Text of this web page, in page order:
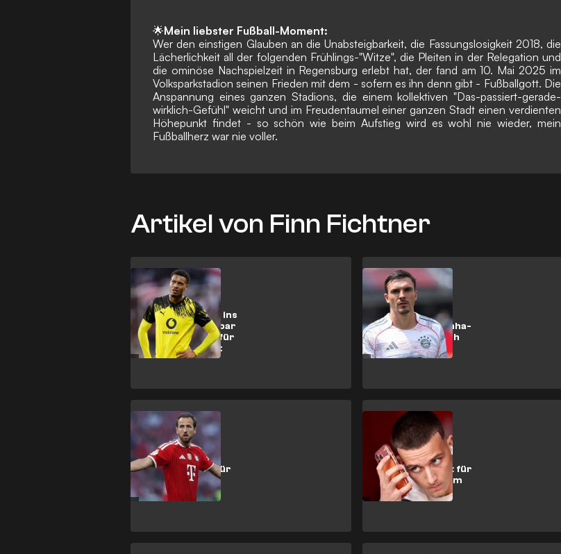
🌟Mein liebster Fußball-Moment:
Wer den einstigen Glauben an die Unabsteigbarkeit, die Fassungslosigkeit 2018, die
Lächerlichkeit all der folgenden Frühlings-"Witze", die Pleiten in der Relegation und
die ominöse Nachspielzeit in Regensburg erlebt hat, der fand am 10. Mai 2025 im
Volksparkstadion seinen Frieden mit dem - sofern es ihn denn gibt - Fußballgott. Die
Anspannung eines ganzen Stadions, die einem kollektiven "Das-passiert-gerade-
wirklich-Gefühl" weicht und im Freudentaumel einer ganzen Stadt einen verdienten
Höhepunkt findet - so schön wie beim Aufstieg wird es wohl nie wieder, mein
Fußballherz war nie voller.
Artikel von Finn Fichtner
Bundesliga
Kommt der BVB ins
Grübeln? Offenbar
Mega-Angebot für
Nmecha geplant
Bundesliga
Deadline bis
Sonntag? Palhinha-
Poker spitzt sich
wohl weiter zu
Bundesliga
Frankreich-
Legende sieht für
Kane keine
Chancen beim
Ballon d'Or
Bundesliga
Teurer als
gedacht? Druck für
den BVB steigt im
El-Mala-Poker